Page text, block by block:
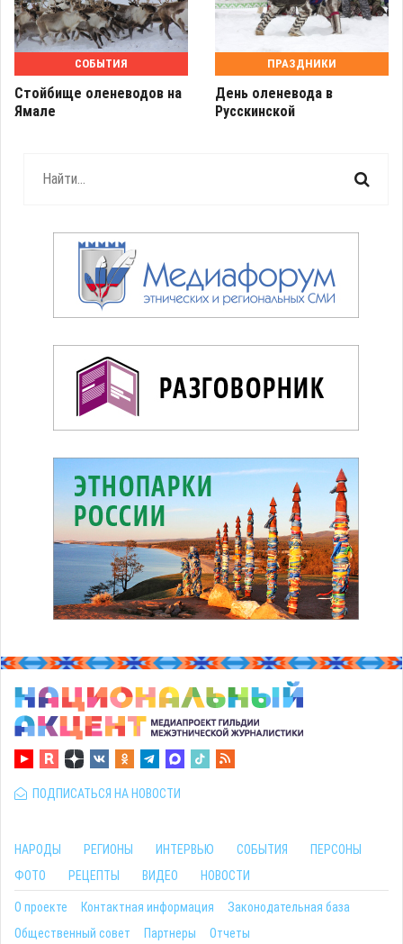
СОБЫТИЯ
Стойбище оленеводов на
Ямале
ПРАЗДНИКИ
День оленевода в
Русскинской
ПОДПИСАТЬСЯ НА НОВОСТИ
НАРОДЫ РЕГИОНЫ ИНТЕРВЬЮ СОБЫТИЯ
ПЕРСОНЫ
ФОТО
РЕЦЕПТЫ ВИДЕО НОВОСТИ
О проекте Контактная информация
Законодательная база
Общественный совет
Партнеры Отчеты